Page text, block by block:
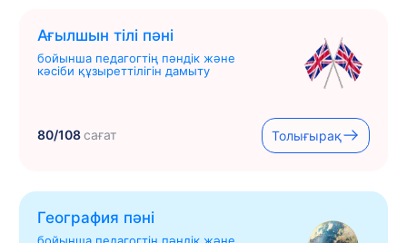
Ағылшын тілі пәні
бойынша педагогтің пәндік және
кәсіби құзыреттілігін дамыту
80/108сағат Толығырақ
География пәні